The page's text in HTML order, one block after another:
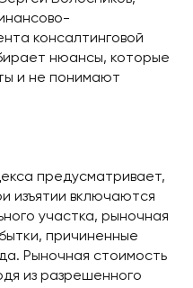
консалтинговой
нюансы, которые
и не понимают
предусматривает,
изъятии включаются
участка, рыночная
причиненные
Рыночная стоимость
из разрешенного